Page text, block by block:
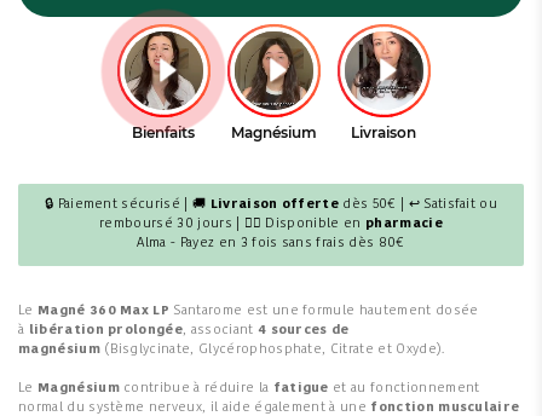
🔒 Paiement sécurisé | 🚚 Livraison offerte dès 50€ | ↩ Satisfait ou
remboursé 30 jours | 👩‍⚕️ Disponible en pharmacie
Alma - Payez en 3 fois sans frais dès 80€
Le Magné 360 Max LP Santarome est une formule hautement dosée
à libération prolongée, associant 4 sources de
magnésium(Bisglycinate, Glycérophosphate, Citrate et Oxyde).
Le Magnésiumcontribue à réduire la fatigue et au fonctionnement
normal du système nerveux, il aide également à une fonction musculaire